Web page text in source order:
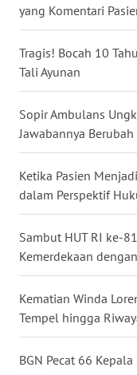
yang Komentari
Tragis! Bocah 10
Tali Ayunan
Sopir Ambulans
Jawabannya
Ketika Pasien
dalam Perspektif
Sambut HUT RI ke-
Kemerdekaan
Kematian Winda
Tempel hingga
BGN Pecat 66
WN
WN
MALUKU
WN
MALUT
WN
DAIRI
WN
DANAU